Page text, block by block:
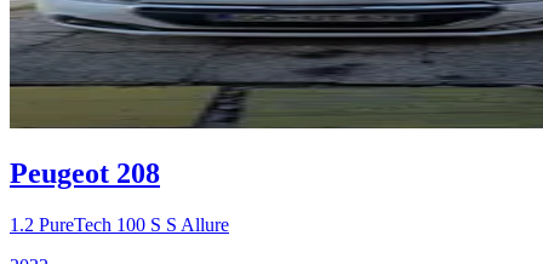
Peugeot 208
1.2 PureTech 100 S S Allure